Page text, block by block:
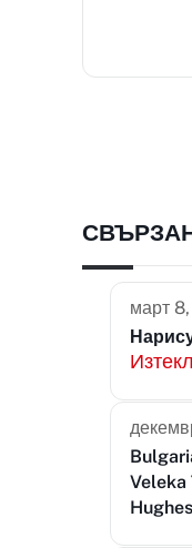
март
Veleka
Hughes